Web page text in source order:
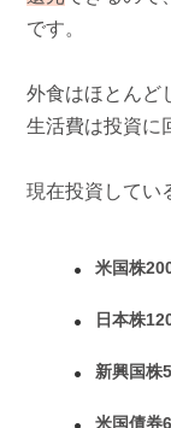
です。
外食はほとんど
生活費は投資に
現在投資してい
米国株
日本株
新興国株
米国債券